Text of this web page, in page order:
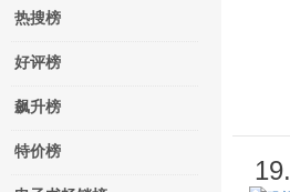
热搜榜
好评榜
飙升榜
特价榜
19.